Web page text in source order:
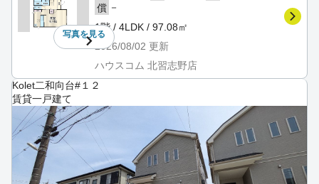
写真を見る
償 －
1階 / 4LDK / 97.08㎡
2026/08/02 更新
ハウスコム 北習志野店
Kolet二和向台#１２
賃貸一戸建て